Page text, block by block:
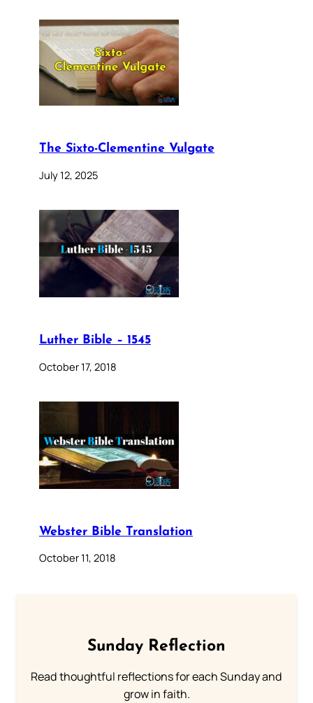
The Sixto-Clementine Vulgate
July 12, 2025
Luther Bible – 1545
October 17, 2018
Webster Bible Translation
October 11, 2018
Sunday Reflection
Read thoughtful reflections for each Sunday and
grow in faith.